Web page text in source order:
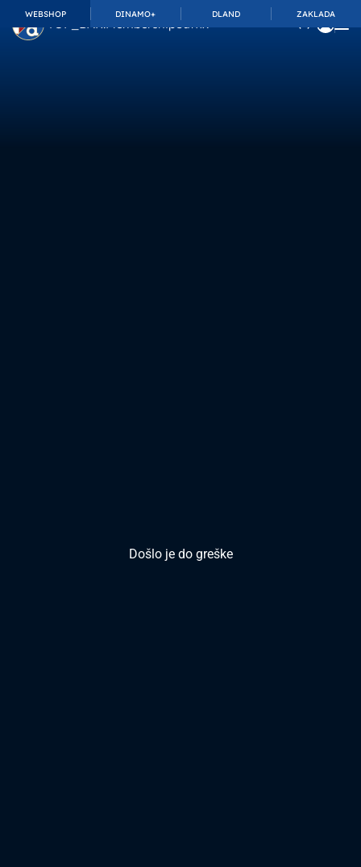
WEBSHOP DINAMO+ DLAND ZAKLADA
TOP_BAR.MembershipSuffix
Došlo je do greške